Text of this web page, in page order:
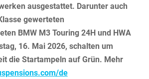
ausgestattet. Darunter auch
gewerteten
BMW M3 Touring 24H und HWA
16. Mai 2026, schalten um
die Startampeln auf Grün. Mehr
de